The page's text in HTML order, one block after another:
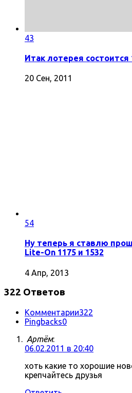
43
Итак лотерея состоится
20 Сен, 2011
54
Ну теперь я ставлю
Lite-On 1175 и 1532
4 Апр, 2013
322 Ответов
Комментарии322
Pingbacks0
Артём:
06.02.2011 в 20:40
хоть какие то хорошие
крепчайтесь друзья